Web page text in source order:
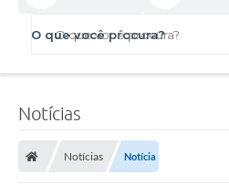
O que você procura?
Notícias
Notícias Notícia